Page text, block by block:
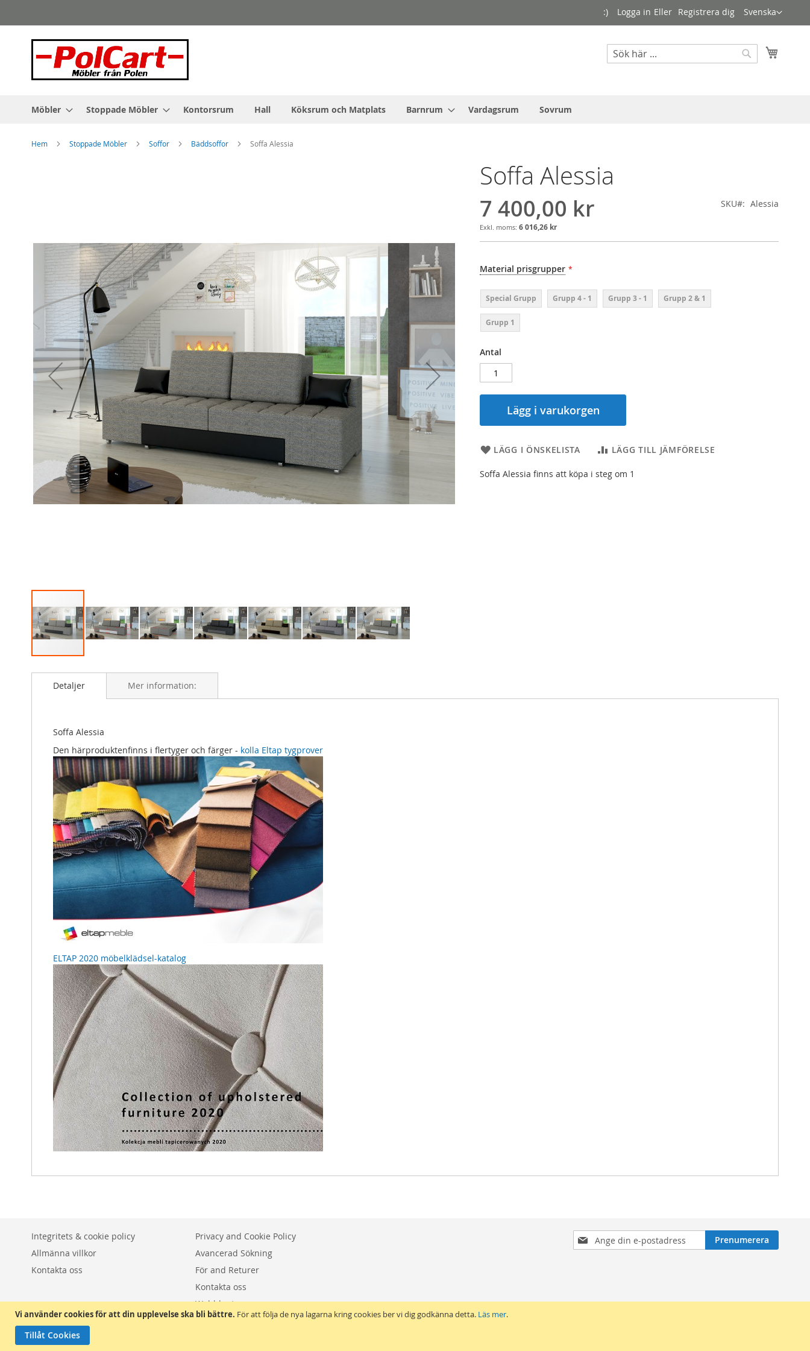
Vi använder cookies för att din upplevelse ska bli bättre. För att följa de nya lagarna kring cookies ber vi dig godkänna detta. Läs mer.
Tillåt Cookies
to
Language
Svenska
:) Logga in Registrera dig
Sök
Möbler Stoppade Möbler Kontorsrum Hall Köksrum och Matplats Barnrum Vardagsrum Sovrum
Hem Stoppade Möbler Soffor Bäddsoffor Soffa Alessia
gallery
to
images
gallery
Soffa Alessia
7 400,00 kr
6 016,26 kr
SKU Alessia
Material prisgrupper
Special Grupp Grupp 4 - 1 Grupp 3 - 1 Grupp 2 & 1
Grupp 1
Antal
Lägg i varukorgen
LÄGG I ÖNSKELISTA LÄGG TILL JÄMFÖRELSE
Soffa Alessia finns att köpa i steg om 1
Detaljer
Soffa Alessia
Den härproduktenfinns i flertyger och färger - kolla Eltap tygprover
ELTAP 2020 möbelklädsel-katalog
Mer information:
Prenumerera
på
Prenumerera
Integritets & cookie policy
Allmänna villkor
Kontakta oss
Privacy and Cookie Policy
Avancerad Sökning
För and Returer
Kontakta oss
Webbkarta